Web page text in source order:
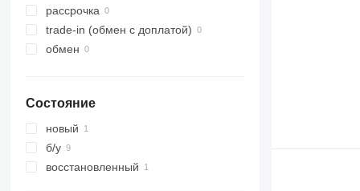
365
374
390
420
422
426
428
Robot
TM
рассрочка
trade-in (обмен с доплатой)
обмен
Состояние
новый
б/у
восстановленный